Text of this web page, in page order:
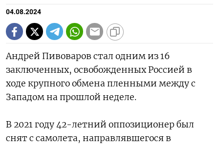
04.08.2024
Андрей Пивоваров стал одним из 16
заключенных, освобожденных Россией в
ходе крупного обмена пленными между с
Западом на прошлой неделе.
В 2021 году 42-летний оппозиционер был
снят с самолета, направлявшегося в